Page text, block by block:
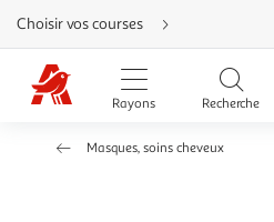
Aller
directement
au
contenu
Aller
directement
Aller
Choisir vos courses
Rayons Recherche
Masques, soins cheveux